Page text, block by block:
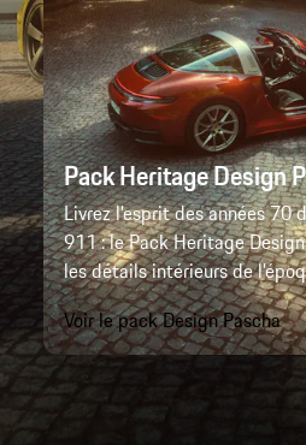
Pack Heritage Design
Livrez l'esprit des années 70
911 : le Pack Heritage
les détails intérieurs de
Voir le pack Design Pascha